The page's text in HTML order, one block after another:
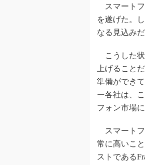
スマートフ
を遂げた。
なる見込みだ
こうした状
上げること
準備ができ
ー各社は、
フォン市場
スマートフ
常に高いこ
ストである